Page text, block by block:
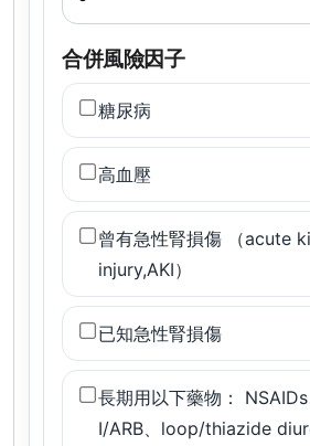
合併風險因子
糖尿病
高血壓
曾有急性腎損傷 （acute
injury,AKI）
已知急性腎損傷
長期用以下藥物：
I/ARB、loop/thiazide